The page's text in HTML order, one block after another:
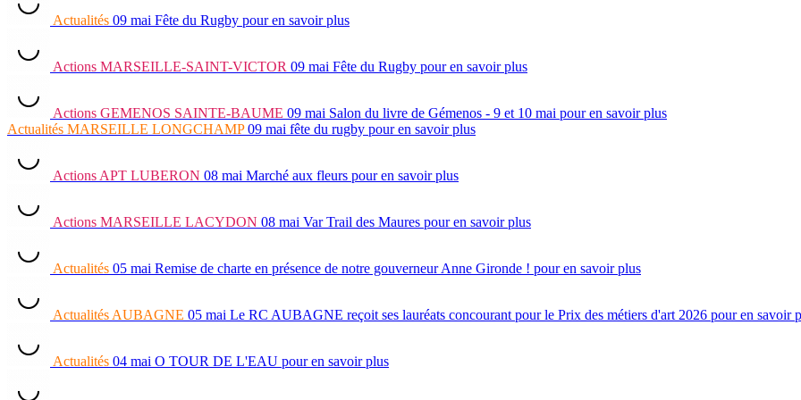
Actualités 09 mai Fête du Rugby pour en savoir plus
Actions MARSEILLE-SAINT-VICTOR 09 mai Fête du Rugby pour en savoir plus
Actions GEMENOS SAINTE-BAUME 09 mai Salon du livre de Gémenos - 9 et 10 mai pour en savoir plus
Actualités MARSEILLE LONGCHAMP 09 mai fête du rugby pour en savoir plus
Actions APT LUBERON 08 mai Marché aux fleurs pour en savoir plus
Actions MARSEILLE LACYDON 08 mai Var Trail des Maures pour en savoir plus
Actualités 05 mai Remise de charte en présence de notre gouverneur Anne Gironde ! pour en savoir plus
Actualités AUBAGNE 05 mai Le RC AUBAGNE reçoit ses lauréats concourant pour le Prix des métiers d'art 2026 pour en savoir
Actualités 04 mai O TOUR DE L'EAU pour en savoir plus